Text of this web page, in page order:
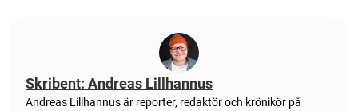
Skribent: Andreas Lillhannus
Andreas Lillhannus är reporter, redaktör och krönikör på